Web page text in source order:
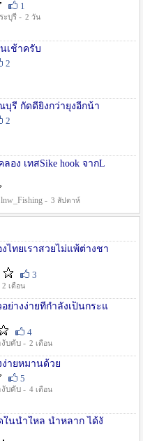
1
ะบุรี - 2 วัน
เช้าครับ
2
รี กัดดียิ่งกว่ายุงอีกน้า
2
อง เทสSike hook จากL
lnw_Fishing - 3 สัปดาห์
ไทยเราสวยไม่แพ้ต่างชา
3
2 เดือน
ย่างง่ายที่กำลังเป็นกระแ
4
งับคับ - 2 เดือน
ง่ายหมานด้วย
5
งับคับ - 4 เดือน
ในน้ำใหล น้ำหลาก ได้งั